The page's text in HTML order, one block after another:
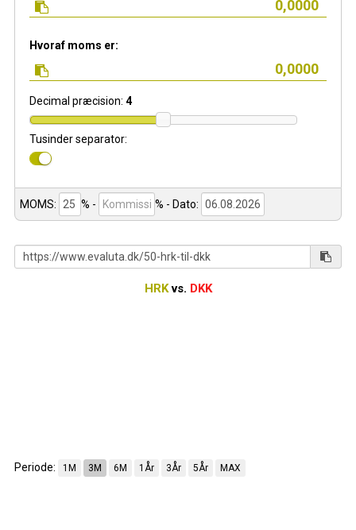
Hvoraf moms er:
Decimal præcision: 4
Tusinder separator:
MOMS: % - % - Dato:
HRKvs. DKK
Periode: 1M 3M 6M 1År 3År 5År MAX